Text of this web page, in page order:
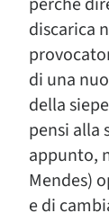
discarica
di una
della
pensi alla
appunto,
Mendes)
e di